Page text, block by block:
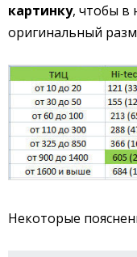
картинку, чтобы в
оригинальный
Некоторые